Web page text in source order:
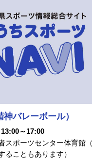
バレーボール）
～17:00
スポーツセンター体育館
ることもあります）